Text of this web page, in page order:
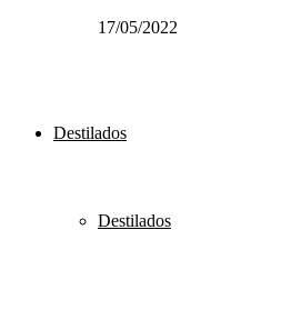
17/05/2022
Destilados
Destilados